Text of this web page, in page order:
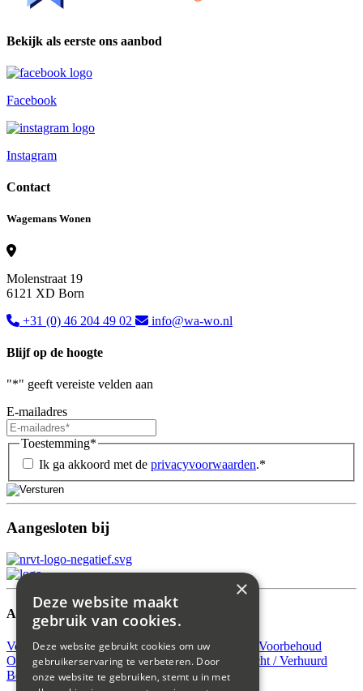
Bekijk als eerste ons aanbod
Facebook
Instagram
Contact
Wagemans Wonen
Molenstraat 19
6121 XD Born
+31 (0) 46 204 49 02
info@wa-wo.nl
Blijf op de hoogte
"*" geeft vereiste velden aan
E-mailadres
Toestemming*
Ik ga akkoord met de privacyvoorwaarden.*
Aangesloten bij
Aanbod
Verkocht Verhuurd Beschikbaar Verkocht Onder Voorbehoud
Onder Bod Nieuw Koop Open huis Huur
Verkocht / Verhuurd
Bedrijfsaanbod huur
×
Deze website maakt
gebruik van cookies.
Deze website gebruikt cookies om uw
gebruikerservaring te verbeteren. Door
onze website te gebruiken, stemt u in met